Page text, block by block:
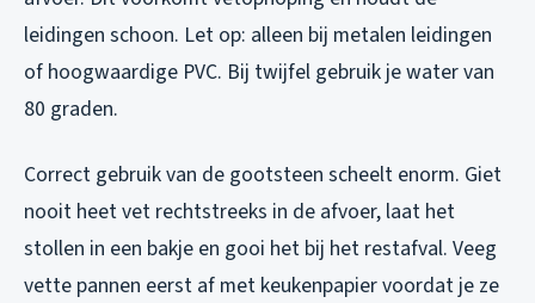
leidingen schoon. Let op: alleen bij metalen leidingen
of hoogwaardige PVC. Bij twijfel gebruik je water van
80 graden.
Correct gebruik van de gootsteen scheelt enorm. Giet
nooit heet vet rechtstreeks in de afvoer, laat het
stollen in een bakje en gooi het bij het restafval. Veeg
vette pannen eerst af met keukenpapier voordat je ze